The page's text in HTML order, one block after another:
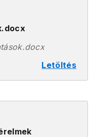
Letöltés